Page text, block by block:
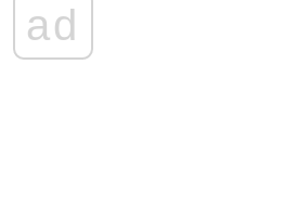
ad